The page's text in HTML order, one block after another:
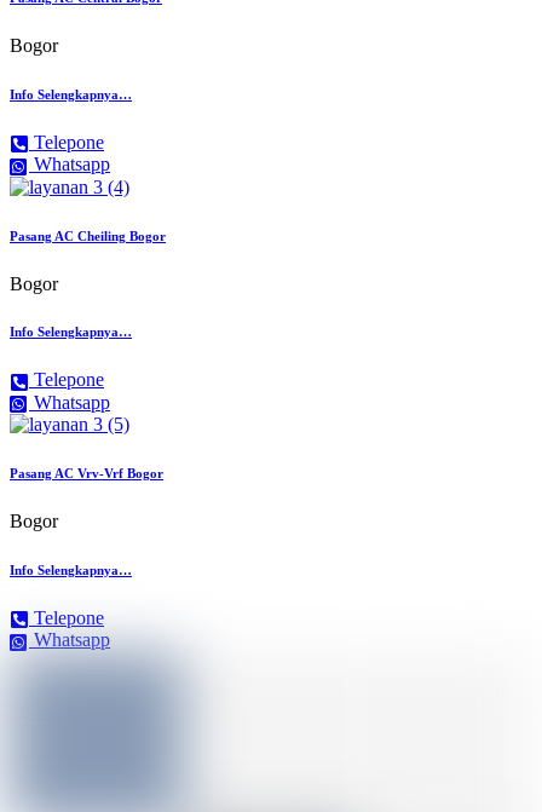
Bogor
Info Selengkapnya…
Telepone
Whatsapp
Pasang AC Cheiling Bogor
Bogor
Info Selengkapnya…
Telepone
Whatsapp
Pasang AC Vrv-Vrf Bogor
Bogor
Info Selengkapnya…
Telepone
Whatsapp